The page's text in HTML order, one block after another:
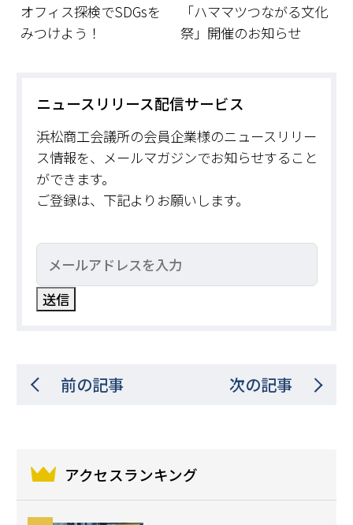
オフィス探検でSDGsを
みつけよう！
「ハママツつながる文化
祭」開催のお知らせ
ニュースリリース配信サービス
浜松商工会議所の会員企業様のニュースリリー
ス情報を、メールマガジンでお知らせすること
ができます。
ご登録は、下記よりお願いします。
前の記事 次の記事
アクセスランキング